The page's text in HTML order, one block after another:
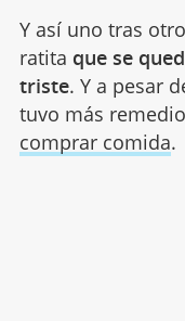
Y así uno tras
ratita que se
triste. Y a pesar
tuvo más
comprar comida.